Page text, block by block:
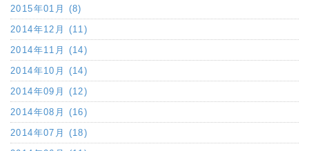
2015年01月 (8)
2014年12月 (11)
2014年11月 (14)
2014年10月 (14)
2014年09月 (12)
2014年08月 (16)
2014年07月 (18)